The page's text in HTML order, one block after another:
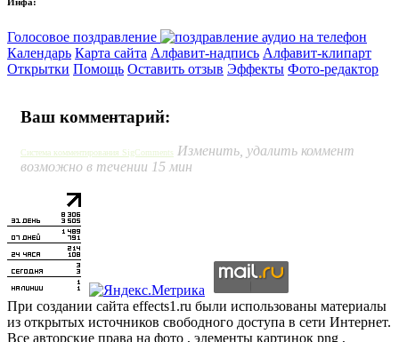
Голосовое поздравление
Календарь Карта сайта Алфавит-надпись Алфавит-клипарт
Открытки Помощь Оставить отзыв Эффекты Фото-редактор
Ваш комментарий:
Система комментирования SigComments Изменить, удалить коммент
возможно в течении 15 мин
При создании сайта effects1.ru были использованы материалы
из открытых источников свободного доступа в сети Интернет.
Все авторские права на фото , элементы картинок png ,